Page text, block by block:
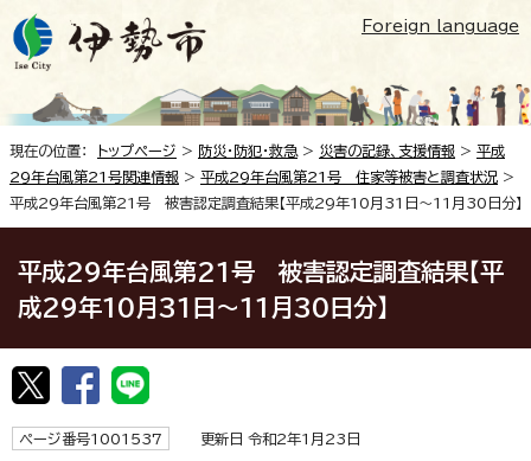
Foreign language
現在の位置： トップページ > 防災・防犯・救急 > 災害の記録、支援情報 > 平成
29年台風第21号関連情報 > 平成29年台風第21号 住家等被害と調査状況 >
平成29年台風第21号 被害認定調査結果【平成29年10月31日～11月30日分】
平成29年台風第21号 被害認定調査結果【平
成29年10月31日～11月30日分】
ページ番号1001537 更新日 令和2年1月23日